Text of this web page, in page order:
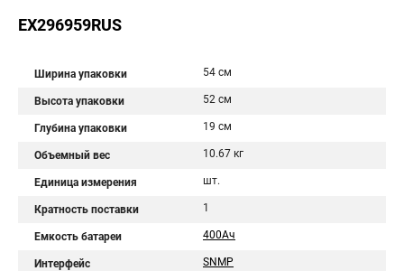
EX296959RUS
Ширина упаковки 54 см
Высота упаковки 52 см
Глубина упаковки 19 см
Объемный вес 10.67 кг
Единица измерения шт.
Кратность поставки 1
Емкость батареи 400Aч
Интерфейс SNMP